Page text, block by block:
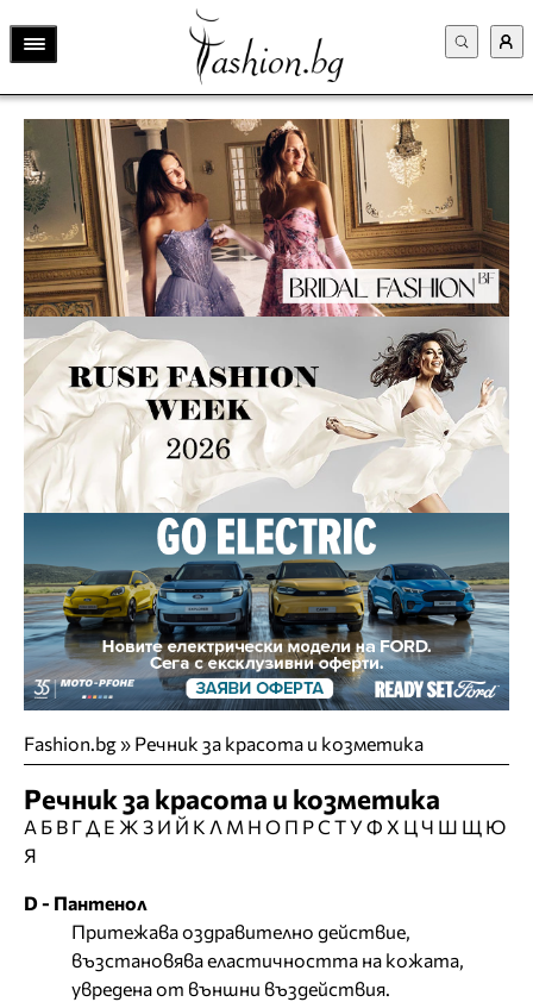
Fashion.bg» Речник за красота и козметика
Речник за красота и козметика
А Б В ГД Е Ж З И Й К Л М Н О П РС ТУФ Х ЦЧ Ш Щ Ю
Я
D - Пантенол
Притежава оздравително действие,
възстановява еластичността на кожата,
увредена от външни въздействия.